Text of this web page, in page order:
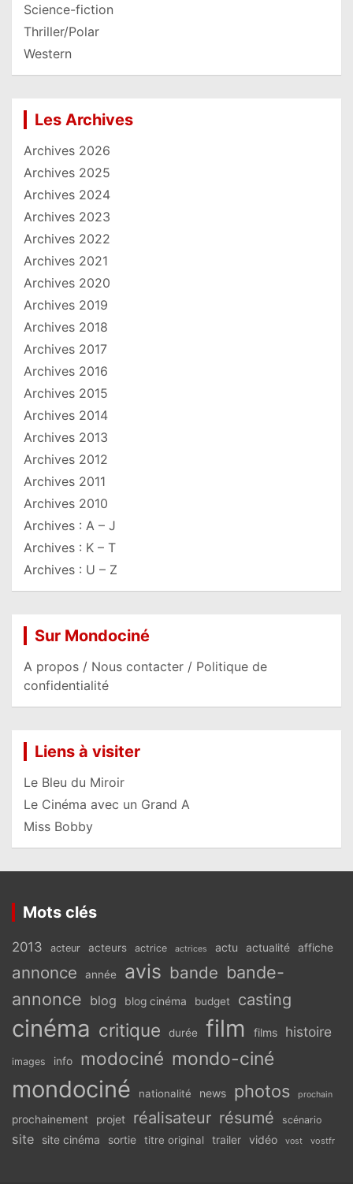
Science-fiction
Thriller/Polar
Western
Les Archives
Archives 2026
Archives 2025
Archives 2024
Archives 2023
Archives 2022
Archives 2021
Archives 2020
Archives 2019
Archives 2018
Archives 2017
Archives 2016
Archives 2015
Archives 2014
Archives 2013
Archives 2012
Archives 2011
Archives 2010
Archives : A – J
Archives : K – T
Archives : U – Z
Sur Mondociné
A propos / Nous contacter / Politique de
confidentialité
Liens à visiter
Le Bleu du Miroir
Le Cinéma avec un Grand A
Miss Bobby
Mots clés
2013 acteur acteurs actrice actrices actu actualité affiche
annonce année avis bande bande-
annonce blog blog cinéma budget casting
cinéma critique durée film films histoire
images info modociné mondo-ciné
mondociné nationalité news photos prochain
prochainement projet réalisateur résumé scénario
site site cinéma sortie titre original trailer vidéo vost vostfr